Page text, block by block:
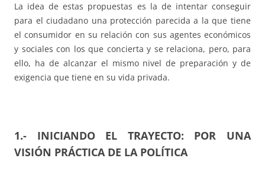
La idea de estas propuestas es la de intentar conseguir
para el ciudadano una protección parecida a la que tiene
el consumidor en su relación con sus agentes económicos
y sociales con los que concierta y se relaciona, pero, para
ello, ha de alcanzar el mismo nivel de preparación y de
exigencia que tiene en su vida privada.
1.- INICIANDO EL TRAYECTO: POR UNA
VISIÓN PRÁCTICA DE LA POLÍTICA